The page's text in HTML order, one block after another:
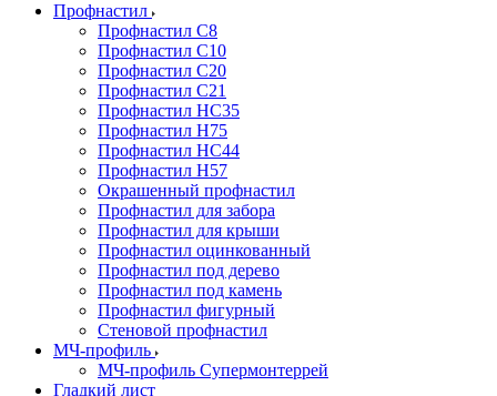
Профнастил
Профнастил С8
Профнастил С10
Профнастил С20
Профнастил С21
Профнастил НС35
Профнастил Н75
Профнастил HC44
Профнастил Н57
Окрашенный профнастил
Профнастил для забора
Профнастил для крыши
Профнастил оцинкованный
Профнастил под дерево
Профнастил под камень
Профнастил фигурный
Стеновой профнастил
МЧ-профиль
МЧ-профиль Супермонтеррей
Гладкий лист